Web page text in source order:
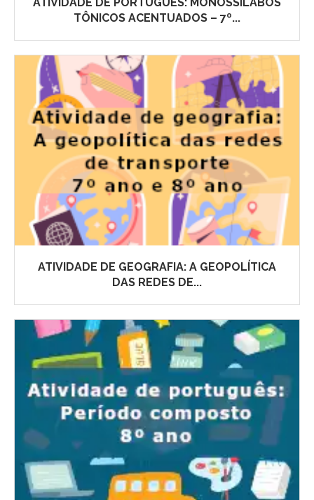
TÔNICOS ACENTUADOS – 7º...
ATIVIDADE DE GEOGRAFIA: A GEOPOLÍTICA
DAS REDES DE...